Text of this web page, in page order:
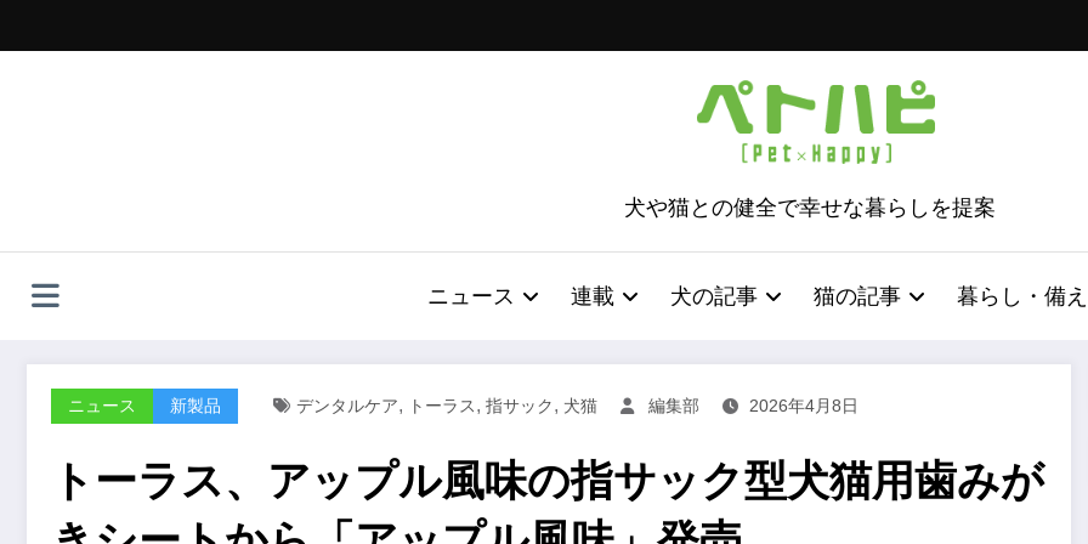
ッ
犬や猫との健全で幸せな暮らしを提案
ニュース 連載 犬の記事 猫の記事 暮らし・備え
ニュース 新製品 デンタルケア, トーラス, 指サック, 犬猫 編集部 2026年4月8日
トーラス、アップル風味の指サック型犬猫用歯みが